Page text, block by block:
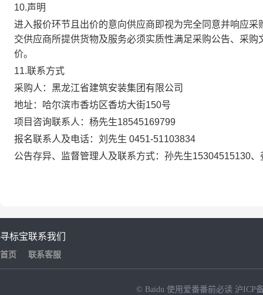
10.声明
进入报价环节且出价的意向供应商即视为完全同意并响应
交供应商所提供货物及服务必须实质性满足采购公告、采
价。
11.联系方式
采购人：黑龙江省建筑安装集团有限公司
地址：哈尔滨市香坊区香坊大街150号
项目咨询联系人：杨先生18545169799
报名联系人及电话： 刘先生 0451-51103834
公告存异、监督管理人及联系方式：孙先生15304515130、
寻标宝
首页
联系我们
联系客服
© Baidu 使用爱番番前必读 沪ICP